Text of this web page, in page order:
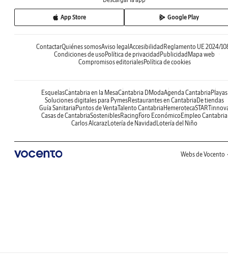
App Store Google Play
ContactarQuiénes somosAviso legalAccesibilidadReglamento UE 2024/
Condiciones de usoPolítica de privacidadPublicidadMapa web
Compromisos editorialesPolítica de cookies
EsquelasCantabria en la MesaCantabria DModaAgenda CantabriaPlayas
Soluciones digitales para PymesRestaurantes en CantabriaDe tiendas
Guía SanitariaPuntos de VentaTalento CantabriaHemeroteca
Casas de CantabriaSosteniblesRacingForo EconómicoEmpleo Cantabria
Carlos AlcarazLotería de NavidadLotería del Niño
Webs de Vocento